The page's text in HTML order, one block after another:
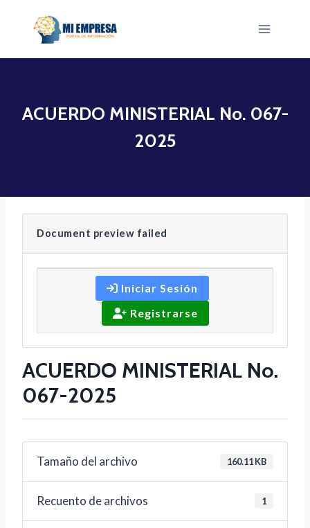
ACUERDO MINISTERIAL No. 067-
2025
Document preview failed
Iniciar Sesión
Registrarse
ACUERDO MINISTERIAL No.
067-2025
Tamaño del archivo 160.11 KB
Recuento de archivos 1